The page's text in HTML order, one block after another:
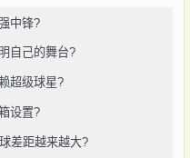
中锋?
自己的舞台?
超级球星?
设置?
差距越来越大?